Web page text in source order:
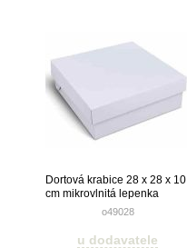
Dortová krabice 28 x 28 x 10
cm mikrovlnitá lepenka
o49028
u dodavatele